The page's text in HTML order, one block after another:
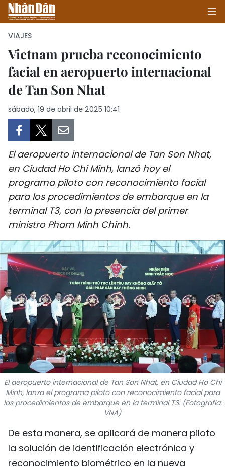
INICIO
POLÍTICA
SALUD - MEDIO AMBIENTE
CULTURA - ENTRETENIMIENTO
INTERNACIONAL
DEPORTES
VIAJES
PUENTE DE AMISTAD
HISTORIAS MULTIMEDIA
FOTOGRAFÍA
¿QUIÉNES SOMOS?
TIẾNG VIỆT
ENGLISH
中文
FRANÇAIS
VIAJES
Vietnam prueba reconocimiento
facial en aeropuerto internacional
de Tan Son Nhat
sábado, 19 de abril de 2025 10:41
El aeropuerto internacional de Tan Son Nhat,
en Ciudad Ho Chi Minh, lanzó hoy el
programa piloto con reconocimiento facial
para los procedimientos de embarque en la
terminal T3, con la presencia del primer
ministro Pham Minh Chinh.
El aeropuerto internacional de Tan Son Nhat, en Ciudad Ho Chi
Minh, lanza el programa piloto con reconocimiento facial para
los procedimientos de embarque en la terminal T3. (Fotografía:
VNA)
De esta manera, se aplicará de manera piloto
la solución de identificación electrónica y
reconocimiento biométrico en la nueva